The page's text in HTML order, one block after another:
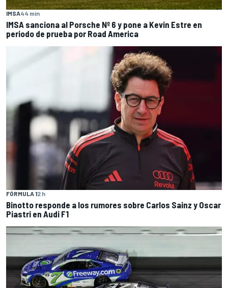
IMSA44 min
IMSA sanciona al Porsche Nº 6 y pone a Kevin Estre en
periodo de prueba por Road America
FÓRMULA 12 h
Binotto responde a los rumores sobre Carlos Sainz y Oscar
Piastri en Audi F1